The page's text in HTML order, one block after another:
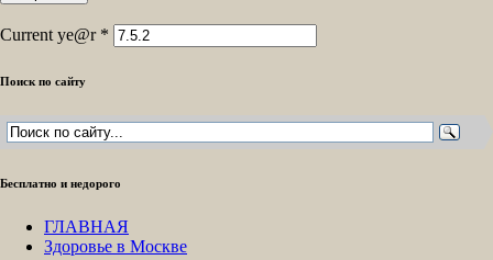
Current ye@r *
Поиск по сайту
Бесплатно и недорого
ГЛАВНАЯ
Здоровье в Москве